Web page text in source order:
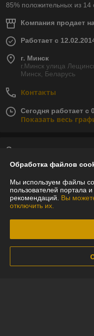
85% положительных из 14
Компания продает
Работает с
г. Минск
г.Минск улица
Минск, Беларусь
Контакты
Сегодня работает с
Показать весь
Отзывы о магазине
59 отзывов за всё
Покупатель
Обработка файлов
Мы используем файлы
пользователей портала
рекомендаций. Вы
отключить их.